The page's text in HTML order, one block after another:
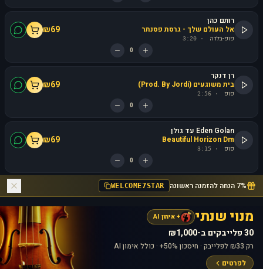
רותם כהן
אל העולם שלך - גרסת פסנתר
פופ-בלדה ·
3:20
₪69
0
רן דנקר
בית משוגעים (Prod. By Jordi)
פופ ·
2:56
₪69
0
Eden Golan עד גולן
Beautiful Horizon Dm
פופ ·
3:15
₪69
0
7% הנחה להזמנה ראשונה WELCOME7STAR
מנוי שנתי + אימון AI
30 פלייבקים ב-₪1,000
רק ₪33 לפלייבק · חיסכון 50%+ · כולל אימון AI
לפרטים